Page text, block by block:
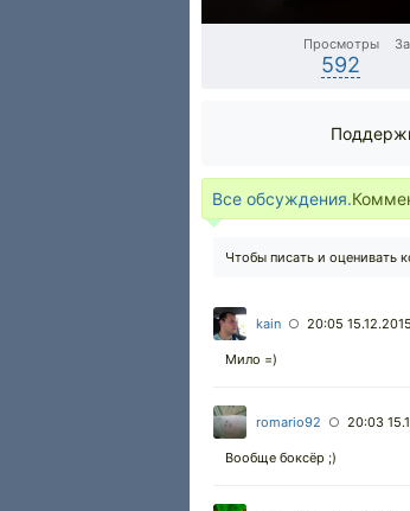
Просмотры
592
Все обсуждения.
Чтобы писать и оценивать
kain ○ 20:05 15.12.2015
Мило =)
romario92 ○ 20:03
Вообще боксёр ;)